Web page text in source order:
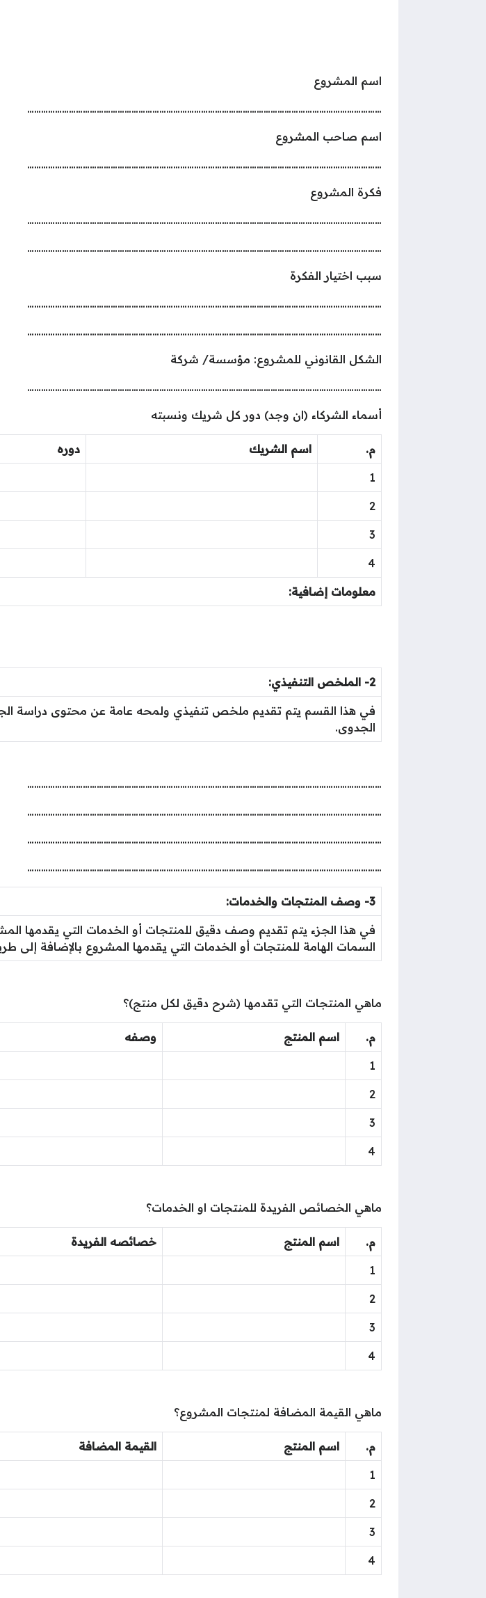
اسم المشروع
………………………………………………………………………………………………………………………………………
اسم صاحب المشروع
………………………………………………………………………………………………………………………………………
فكرة المشروع
………………………………………………………………………………………………………………………………………
………………………………………………………………………………………………………………………………………
سبب اختيار الفكرة
………………………………………………………………………………………………………………………………………
………………………………………………………………………………………………………………………………………
الشكل القانوني للمشروع: مؤسسة/ شركة
………………………………………………………………………………………………………………………………………
أسماء الشركاء (ان وجد) دور كل شريك ونسبته
م. اسم الشريك دوره
1
2
3
4
معلومات إضافية:
2- الملخص التنفيذي:
في هذا القسم يتم تقديم ملخص تنفيذي ولمحه عامة عن محتوى دراسة
الجدوى.
………………………………………………………………………………………………………………………………………
………………………………………………………………………………………………………………………………………
………………………………………………………………………………………………………………………………………
………………………………………………………………………………………………………………………………………
3- وصف المنتجات والخدمات:
في هذا الجزء يتم تقديم وصف دقيق للمنتجات أو الخدمات التي
السمات الهامة للمنتجات أو الخدمات التي يقدمها المشروع بالإضافة إلى
ماهي المنتجات التي تقدمها (شرح دقيق لكل منتج)؟
م. اسم المنتج وصفه
1
2
3
4
ماهي الخصائص الفريدة للمنتجات او الخدمات؟
م. اسم المنتج خصائصه الفريدة
1
2
3
4
ماهي القيمة المضافة لمنتجات المشروع؟
م. اسم المنتج القيمة المضافة
1
2
3
4